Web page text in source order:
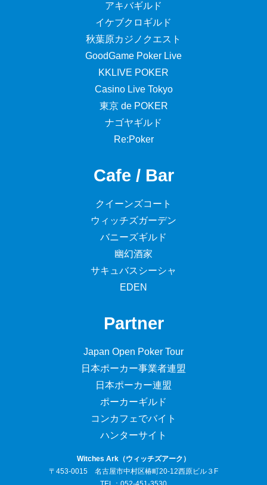
アキバギルド
イケブクロギルド
秋葉原カジノクエスト
GoodGame Poker Live
KKLIVE POKER
Casino Live Tokyo
東京 de POKER
ナゴヤギルド
Re:Poker
Cafe / Bar
クイーンズコート
ウィッチズガーデン
バニーズギルド
幽幻酒家
サキュバスシーシャ
EDEN
Partner
Japan Open Poker Tour
日本ポーカー事業者連盟
日本ポーカー連盟
ポーカーギルド
コンカフェでバイト
ハンターサイト
Witches Ark（ウィッチズアーク）
〒453-0015 名古屋市中村区椿町20-12西原ビル３F